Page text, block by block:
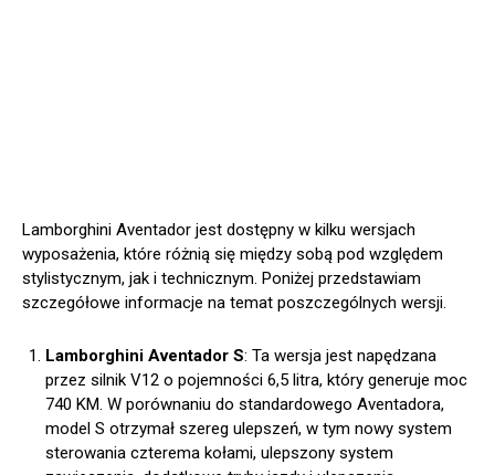
Lamborghini Aventador jest dostępny w kilku wersjach
wyposażenia, które różnią się między sobą pod względem
stylistycznym, jak i technicznym. Poniżej przedstawiam
szczegółowe informacje na temat poszczególnych wersji.
Lamborghini Aventador S: Ta wersja jest napędzana
przez silnik V12 o pojemności 6,5 litra, który generuje moc
740 KM. W porównaniu do standardowego Aventadora,
model S otrzymał szereg ulepszeń, w tym nowy system
sterowania czterema kołami, ulepszony system